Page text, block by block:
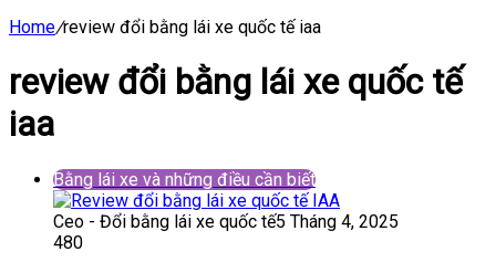
Home/review đổi bằng lái xe quốc tế iaa
review đổi bằng lái xe quốc tế
iaa
Bằng lái xe và những điều cần biết
Ceo - Đổi bằng lái xe quốc tế5 Tháng 4, 2025
480